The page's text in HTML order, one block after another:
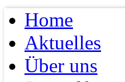
Home
Aktuelles
Über uns